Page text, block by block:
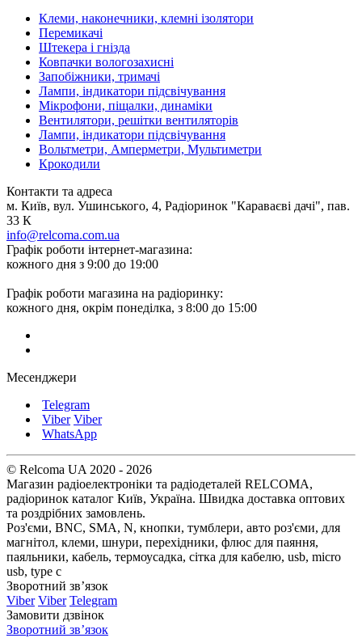
Клеми, наконечники, клемні ізолятори
Перемикачі
Штекера і гнізда
Ковпачки вологозахисні
Запобіжники, тримачі
Лампи, індикатори підсвічування
Мікрофони, піщалки, динаміки
Вентилятори, решітки вентиляторів
Лампи, індикатори підсвічування
Вольтметри, Амперметри, Мультиметри
Крокодили
Контакти та адреса
м. Київ, вул. Ушинського, 4, Радіоринок "Караваєві дачі", пав.
33 К
info@relcoma.com.ua
Графік роботи інтернет-магазина:
кожного дня з 9:00 до 19:00
Графік роботи магазина на радіоринку:
кожного дня, окрім понеділка, з 8:00 до 15:00
Месенджери
Telegram
Viber Viber
WhatsApp
© Relcoma UA 2020 - 2026
Магазин радіоелектроніки та радіодеталей RELCOMA,
радіоринок каталог Київ, Україна. Швидка доставка оптових
та роздрібних замовлень.
Роз'єми, BNC, SMA, N, кнопки, тумблери, авто роз'єми, для
магнітол, клеми, шнури, перехідники, флюс для паяння,
паяльники, кабель, термоусадка, сітка для кабелю, usb, micro
usb, type c
Зворотний зв’язок
Viber Viber Telegram
Замовити дзвінок
Зворотний зв’язок